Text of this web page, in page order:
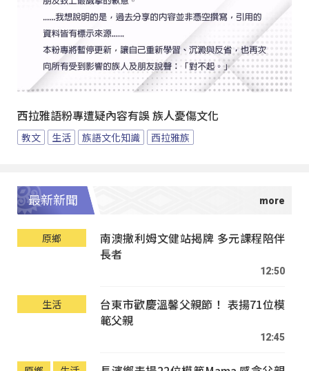
西拉雅語粉專遭疑內容有誤 族人憂傷文化
教文 生活 族語文化知識 西拉雅族
最新新聞
原鄉
南澳撒利姆文健站揭牌 多元課程陪伴
長者
12:50
生活
台東市歡慶溫馨父親節！ 表揚71位模
範父親
12:45